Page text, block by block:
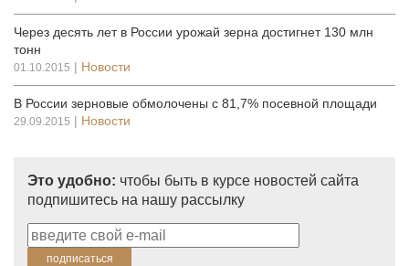
Через десять лет в России урожай зерна достигнет 130 млн
тонн
01.10.2015 | Новости
В России зерновые обмолочены с 81,7% посевной площади
29.09.2015 | Новости
Это удобно: чтобы быть в курсе новостей сайта
подпишитесь на нашу рассылку